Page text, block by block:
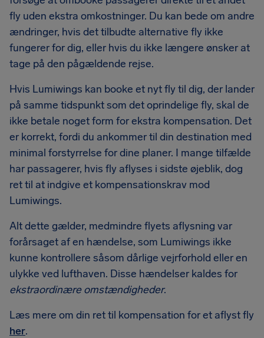
fly uden ekstra omkostninger. Du kan bede om andre
ændringer, hvis det tilbudte alternative fly ikke
fungerer for dig, eller hvis du ikke længere ønsker at
tage på den pågældende rejse.
Hvis Lumiwings kan booke et nyt fly til dig, der lander
på samme tidspunkt som det oprindelige fly, skal de
ikke betale noget form for ekstra kompensation. Det
er korrekt, fordi du ankommer til din destination med
minimal forstyrrelse for dine planer. I mange tilfælde
har passagerer, hvis fly aflyses i sidste øjeblik, dog
ret til at indgive et kompensationskrav mod
Lumiwings.
Alt dette gælder, medmindre flyets aflysning var
forårsaget af en hændelse, som Lumiwings ikke
kunne kontrollere såsom dårlige vejrforhold eller en
ulykke ved lufthaven. Disse hændelser kaldes for
ekstraordinære omstændigheder.
Læs mere om din ret til kompensation for et aflyst fly
her.